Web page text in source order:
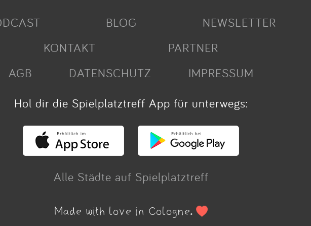
BLOG
NEWSLETTER
KONTAKT
PARTNER
AGB
DATENSCHUTZ
IMPRESSUM
Hol dir die Spielplatztreff App für unterwegs:
Alle Städte auf Spielplatztreff
Made with love in Cologne.